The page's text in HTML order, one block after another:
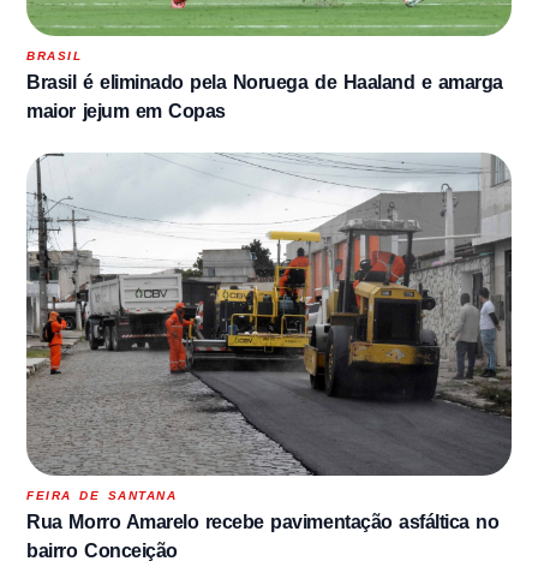
BRASIL
Brasil é eliminado pela Noruega de Haaland e amarga
maior jejum em Copas
FEIRA DE SANTANA
Rua Morro Amarelo recebe pavimentação asfáltica no
bairro Conceição